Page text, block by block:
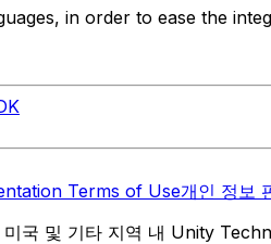
in order to ease the
Terms of Use개인 정보
국 및 기타 지역 내 Unity